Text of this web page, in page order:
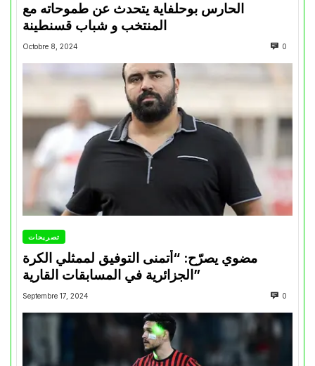
الحارس بوحلفاية يتحدث عن طموحاته مع
المنتخب و شباب قسنطينة
Octobre 8, 2024 0
تصريحات
مضوي يصرّح: “أتمنى التوفيق لممثلي الكرة
الجزائرية في المسابقات القارية”
Septembre 17, 2024 0